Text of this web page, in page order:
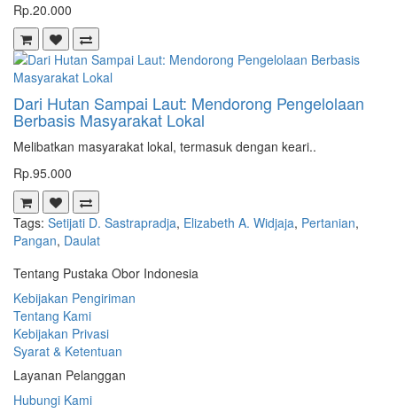
Rp.20.000
Dari Hutan Sampai Laut: Mendorong Pengelolaan
Berbasis Masyarakat Lokal
Melibatkan masyarakat lokal, termasuk dengan keari..
Rp.95.000
Tags: Setijati D. Sastrapradja, Elizabeth A. Widjaja, Pertanian,
Pangan, Daulat
Tentang Pustaka Obor Indonesia
Kebijakan Pengiriman
Tentang Kami
Kebijakan Privasi
Syarat & Ketentuan
Layanan Pelanggan
Hubungi Kami